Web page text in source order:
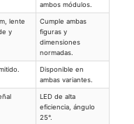
ambos módulos.
lente
y
Cumple ambas
figuras y
dimensiones
normadas.
Disponible en
ambas variantes.
LED de alta
eficiencia, ángulo
25°.